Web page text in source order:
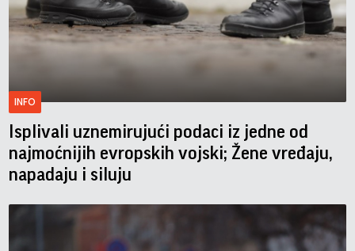
INFO
Isplivali uznemirujući podaci iz jedne od
najmoćnijih evropskih vojski; Žene vređaju,
napadaju i siluju